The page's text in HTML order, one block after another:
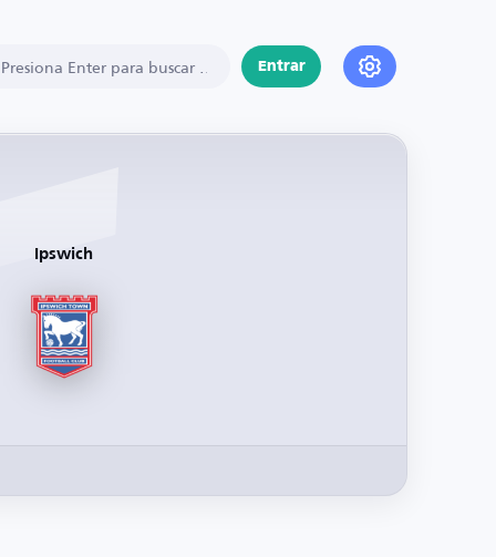
Entrar
Ipswich